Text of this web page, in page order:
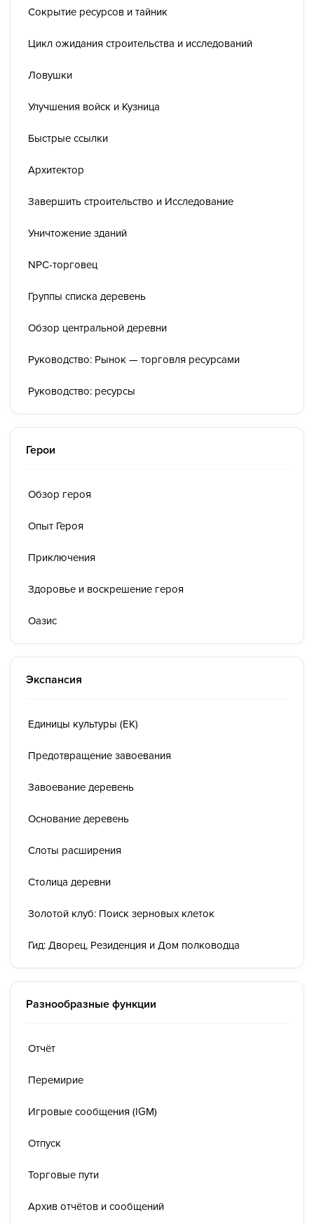
Сокрытие ресурсов и тайник
Цикл ожидания строительства и исследований
Ловушки
Улучшения войск и Кузница
Быстрые ссылки
Архитектор
Завершить строительство и Исследование
Уничтожение зданий
NPC-торговец
Группы списка деревень
Обзор центральной деревни
Руководство: Рынок — торговля ресурсами
Руководство: ресурсы
Герои
Обзор героя
Опыт Героя
Приключения
Здоровье и воскрешение героя
Оазис
Экспансия
Единицы культуры (ЕК)
Предотвращение завоевания
Завоевание деревень
Основание деревень
Слоты расширения
Столица деревни
Золотой клуб: Поиск зерновых клеток
Гид: Дворец, Резиденция и Дом полководца
Разнообразные функции
Отчёт
Перемирие
Игровые сообщения (IGM)
Отпуск
Торговые пути
Архив отчётов и сообщений